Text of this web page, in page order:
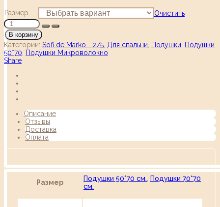
Размер Очистить
В корзину
Категории: Sofi de Marko - 2/5 Для спальни Подушки
Подушки
50*70
Подушки Микроволокно
Share
Описание
Отзывы
Доставка
Оплата
Размер Подушки 50*70 см.
Подушки 70*70
см.